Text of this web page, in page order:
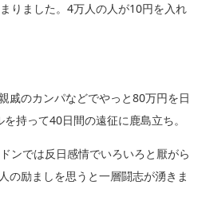
りました。4万人の人が10円を入れ
戚のカンパなどでやっと80万円を日
持って40日間の遠征に鹿島立ち。
ンでは反日感情でいろいろと厭がら
の励ましを思うと一層闘志が湧きま